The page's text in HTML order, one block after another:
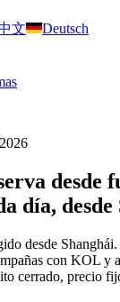
文
Deutsch
desde
día, desde
desde
con KOL y
cerrado, precio